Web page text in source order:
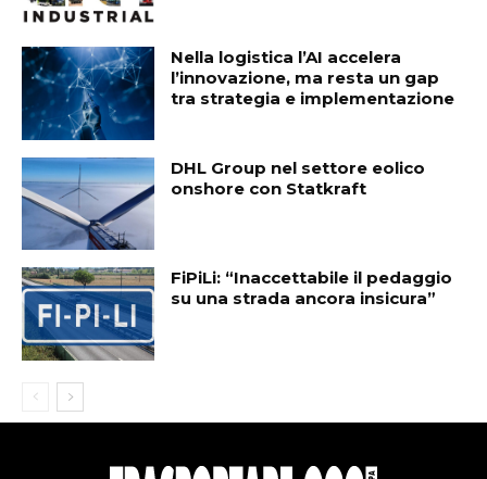
Nella logistica l’AI accelera
l’innovazione, ma resta un gap
tra strategia e implementazione
DHL Group nel settore eolico
onshore con Statkraft
FiPiLi: “Inaccettabile il pedaggio
su una strada ancora insicura”